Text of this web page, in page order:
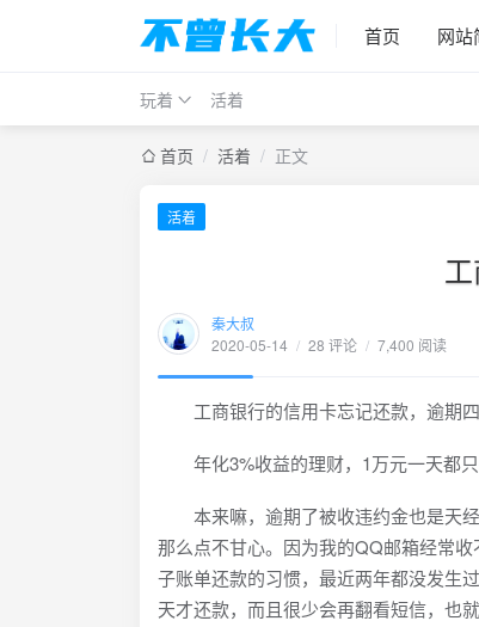
首页 网站
玩着 活着
首页 / 活着 / 正文
活着
秦大叔
2020-05-14 / 28 评论 / 7,400 阅读
工商银行的信用卡忘记还款，逾期四
年化3%收益的理财，1万元一天都只
本来嘛，逾期了被收违约金也是天经
那么点不甘心。因为我的QQ邮箱经常
子账单还款的习惯，最近两年都没发生
天才还款，而且很少会再翻看短信，也就